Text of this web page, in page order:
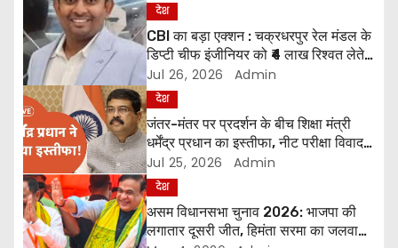
a
v
i
g
a
t
देश
CBI का बड़ा एक्शन : चक्रधरपुर रेल मंडल के
डिप्टी चीफ इंजीनियर को ₹4 लाख रिश्वत लेते
सीबीआई ने हावड़ा स्टेशन पर दबोचा
Jul 26, 2026 Admin
देश
जंतर-मंतर पर प्रदर्शन के बीच शिक्षा मंत्री
धर्मेंद्र प्रधान का इस्तीफा, नीट परीक्षा विवाद
पर बड़ा कदम
Jul 25, 2026 Admin
देश
असम विधानसभा चुनाव 2026: भाजपा की
लगातार दूसरी जीत, हिमंता सरमा का जलवा